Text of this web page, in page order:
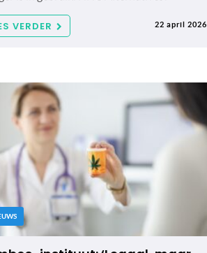
VERDER 22 april 2026